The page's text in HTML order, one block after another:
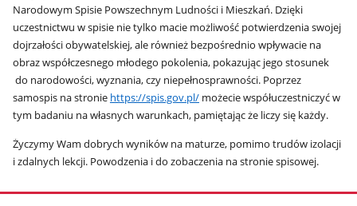
Narodowym Spisie Powszechnym Ludności i Mieszkań. Dzięki
uczestnictwu w spisie nie tylko macie możliwość potwierdzenia swojej
dojrzałości obywatelskiej, ale również bezpośrednio wpływacie na
obraz współczesnego młodego pokolenia, pokazując jego stosunek
do narodowości, wyznania, czy niepełnosprawności. Poprzez
samospis na stronie https://spis.gov.pl/możecie współuczestniczyć w
tym badaniu na własnych warunkach, pamiętając że liczy się każdy.
Życzymy Wam dobrych wyników na maturze, pomimo trudów izolacji
i zdalnych lekcji. Powodzenia i do zobaczenia na stronie spisowej.